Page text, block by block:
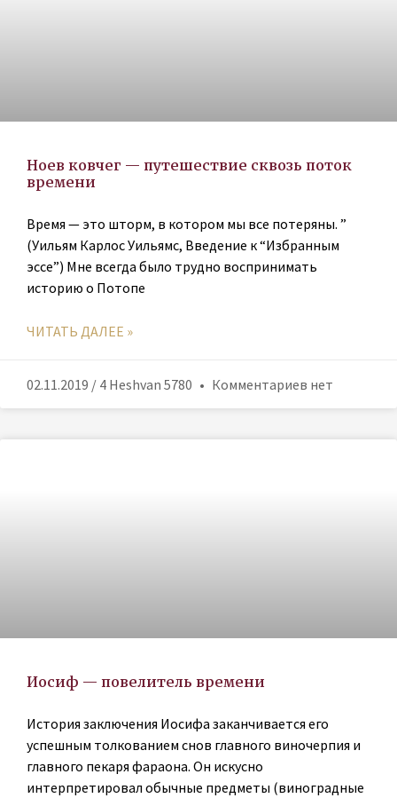
Ноев ковчег — путешествие сквозь поток
времени
Время — это шторм, в котором мы все потеряны. ”
(Уильям Карлос Уильямс, Введение к “Избранным
эссе”) Мне всегда было трудно воспринимать
историю о Потопе
ЧИТАТЬ ДАЛЕЕ »
02.11.2019 / 4 Heshvan 5780 Комментариев нет
Иосиф — повелитель времени
История заключения Иосифа заканчивается его
успешным толкованием снов главного виночерпия и
главного пекаря фараона. Он искусно
интерпретировал обычные предметы (виноградные